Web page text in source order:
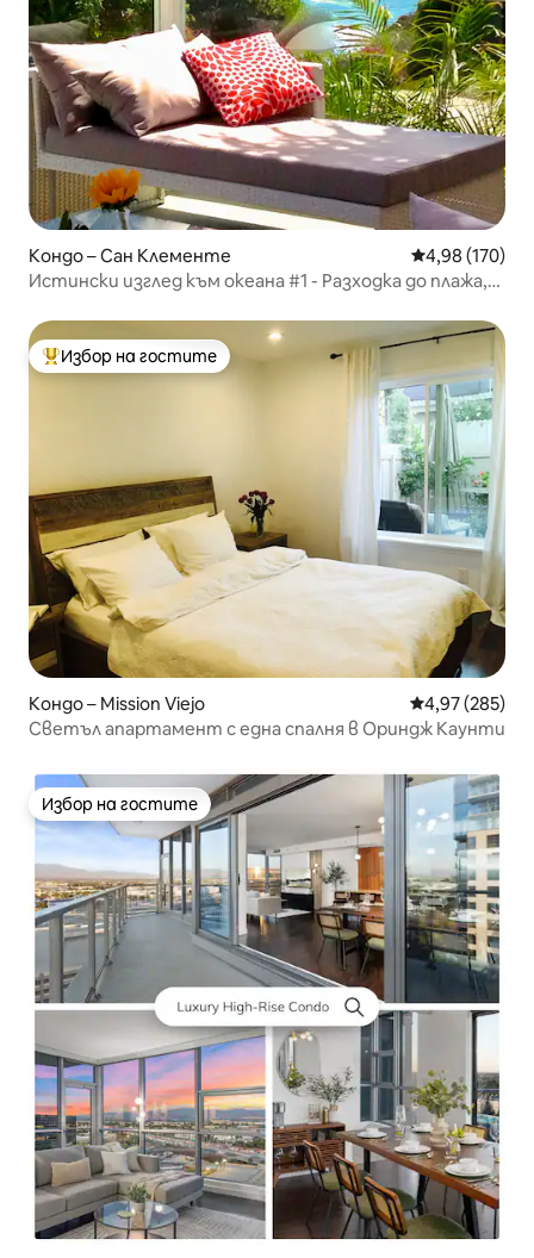
Кондо – Сан Клементе Средна
4,98 (170)
Истински изглед към океана #1 - Разходка до плажа,
Най-популярен избор на гостите
Избор на гостите
Кондо – Mission Viejo Средна
4,97 (285)
Светъл апартамент с една спалня в Ориндж Каунти
Избор на гостите
Избор на гостите